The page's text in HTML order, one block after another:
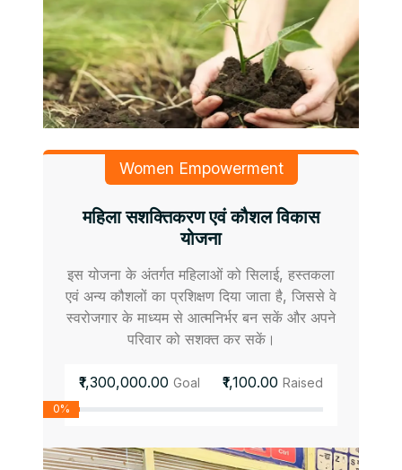
Women Empowerment
महिला सशक्तिकरण एवं कौशल विकास
योजना
इस योजना के अंतर्गत महिलाओं को सिलाई, हस्तकला
एवं अन्य कौशलों का प्रशिक्षण दिया जाता है, जिससे वे
स्वरोजगार के माध्यम से आत्मनिर्भर बन सकें और अपने
परिवार को सशक्त कर सकें।
₹1,300,000.00 Goal ₹1,100.00 Raised
0%